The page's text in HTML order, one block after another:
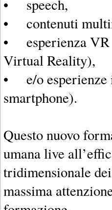
• speech,
• contenuti
• esperienza VR
Virtual Reality),
• e/o esperienze
smartphone).
Questo nuovo
umana live
tridimensionale
massima